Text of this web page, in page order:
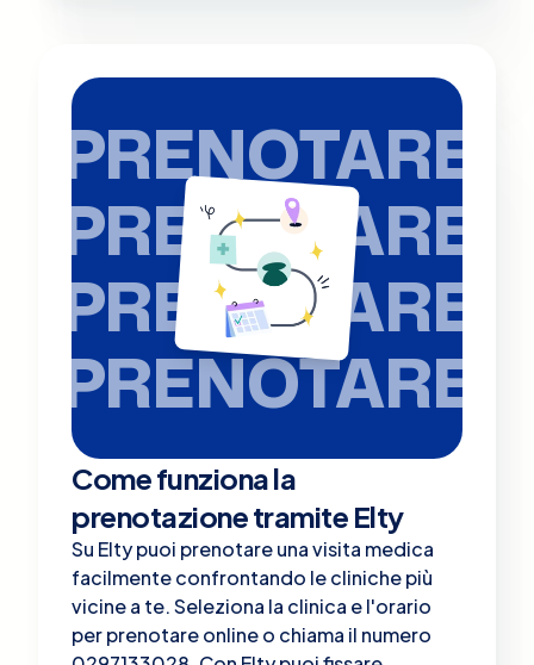
PRENOTARE
PRENOTARE
PRENOTARE
PRENOTARE
Come funziona la
prenotazione tramite Elty
Su Elty puoi prenotare una visita medica
facilmente confrontando le cliniche più
vicine a te. Seleziona la clinica e l'orario
per prenotare online o chiama il numero